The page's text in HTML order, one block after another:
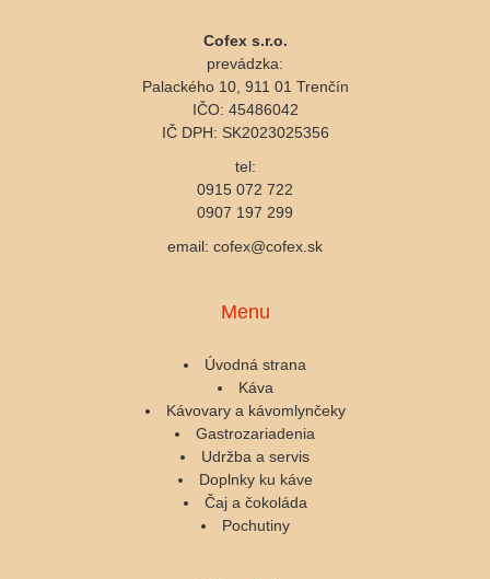
Cofex s.r.o.
prevádzka:
Palackého 10, 911 01 Trenčín
IČO: 45486042
IČ DPH: SK2023025356
tel:
0915 072 722
0907 197 299
email: cofex@cofex.sk
Menu
Úvodná strana
Káva
Kávovary a kávomlynčeky
Gastrozariadenia
Udržba a servis
Doplnky ku káve
Čaj a čokoláda
Pochutiny